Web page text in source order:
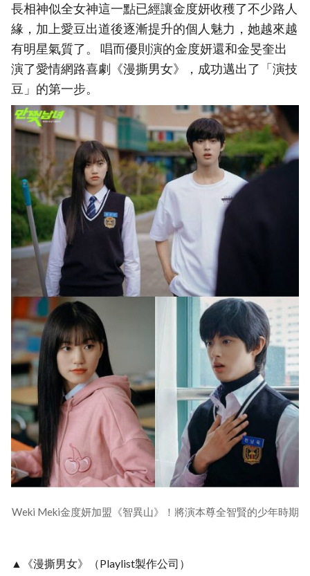
長相神似全女神這一點已經讓金度妍收穫了不少路人
緣，加上愛豆出道後逐漸提升的個人魅力，她越來越
有明星氣質了。 唱而優則演的金度妍還和金旻奎出
演了愛情網路喜劇《漫撕男女》，成功邁出了「演技
豆」的第一步。
Weki Meki金度妍加盟《智異山》！將演本尊全智賢的少年時期
▲《漫撕男女》（Playlist製作公司）